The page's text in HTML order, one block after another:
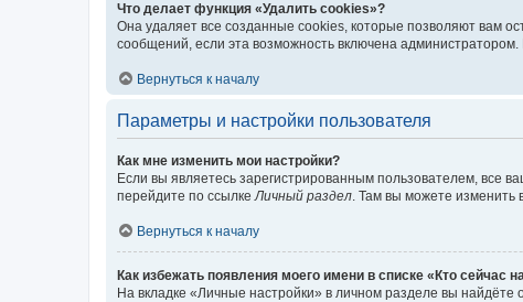
Что делает функция «Удалить cookies»?
Она удаляет все созданные cookies, которые позволяют вам
сообщений, если эта возможность включена
Вернуться к началу
Параметры и настройки пользователя
Как мне изменить мои настройки?
Если вы являетесь зарегистрированным пользователем, все
перейдите по ссылкеЛичный раздел. Там вы можете изменить
Вернуться к началу
Как избежать появления моего имени в списке «Кто сейчас
На вкладке «Личные настройки» в личном разделе вы найдёте